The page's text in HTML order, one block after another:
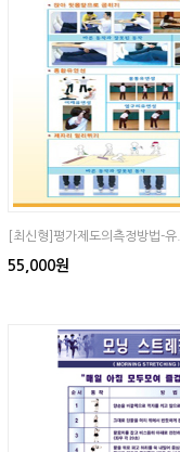
[최신형]평가제도의측정방법-유..
55,000원